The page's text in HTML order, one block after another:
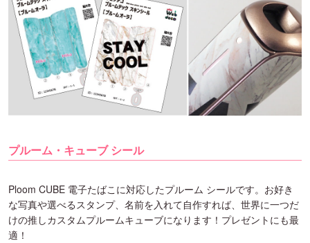
プルーム・キューブ シール
Ploom CUBE 電子たばこに対応したプルーム シールです。お好き
な写真や選べるスタンプ、名前を入れて自作すれば、世界に一つだ
けの推しカスタムプルームキューブになります！プレゼントにも最
適！